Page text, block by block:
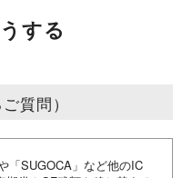
する
質問）
「SUGOCA」など他のIC